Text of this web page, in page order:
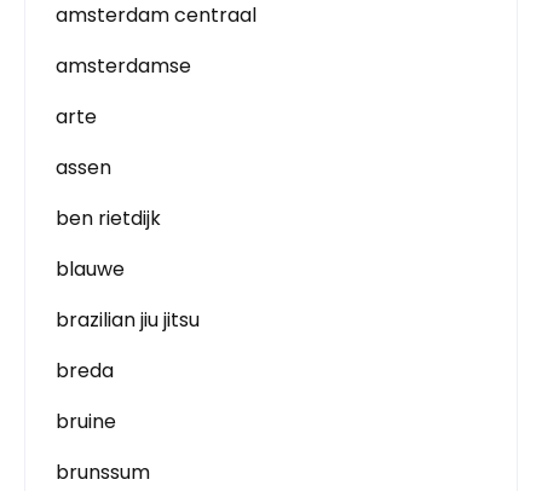
amsterdam centraal
amsterdamse
arte
assen
ben rietdijk
blauwe
brazilian jiu jitsu
breda
bruine
brunssum